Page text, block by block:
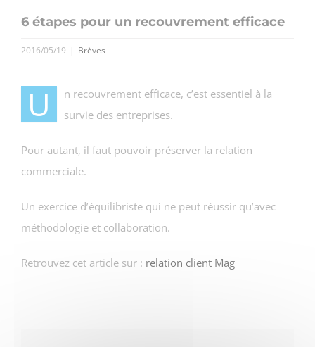
6 étapes pour un recouvrement efficace
2016/05/19 | Brèves
U
n recouvrement efficace, c’est essentiel à la
survie des entreprises.
Pour autant, il faut pouvoir préserver la relation
commerciale.
Un exercice d’équilibriste qui ne peut réussir qu’avec
méthodologie et collaboration.
Retrouvez cet article sur : relation client Mag